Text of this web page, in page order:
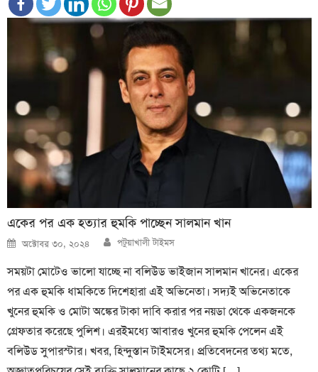
একের পর এক হত্যার হুমকি পাচ্ছেন সালমান খান
Posted
on
অক্টোবর ৩০, ২০২৪ Author
পটুয়াখালী টাইমস
সময়টা মোটেও ভালো যাচ্ছে না বলিউড ভাইজান সালমান খানের। একের
পর এক হুমকি ধামকিতে দিশেহারা এই অভিনেতা। সদ্যই অভিনেতাকে
খুনের হুমকি ও মোটা অঙ্কের টাকা দাবি করার পর নয়ডা থেকে একজনকে
গ্রেফতার করেছে পুলিশ। এরইমধ্যে আবারও খুনের হুমকি পেলেন এই
বলিউড সুপারস্টার। খবর, হিন্দুস্তান টাইমসের। প্রতিবেদনের তথ্য মতে,